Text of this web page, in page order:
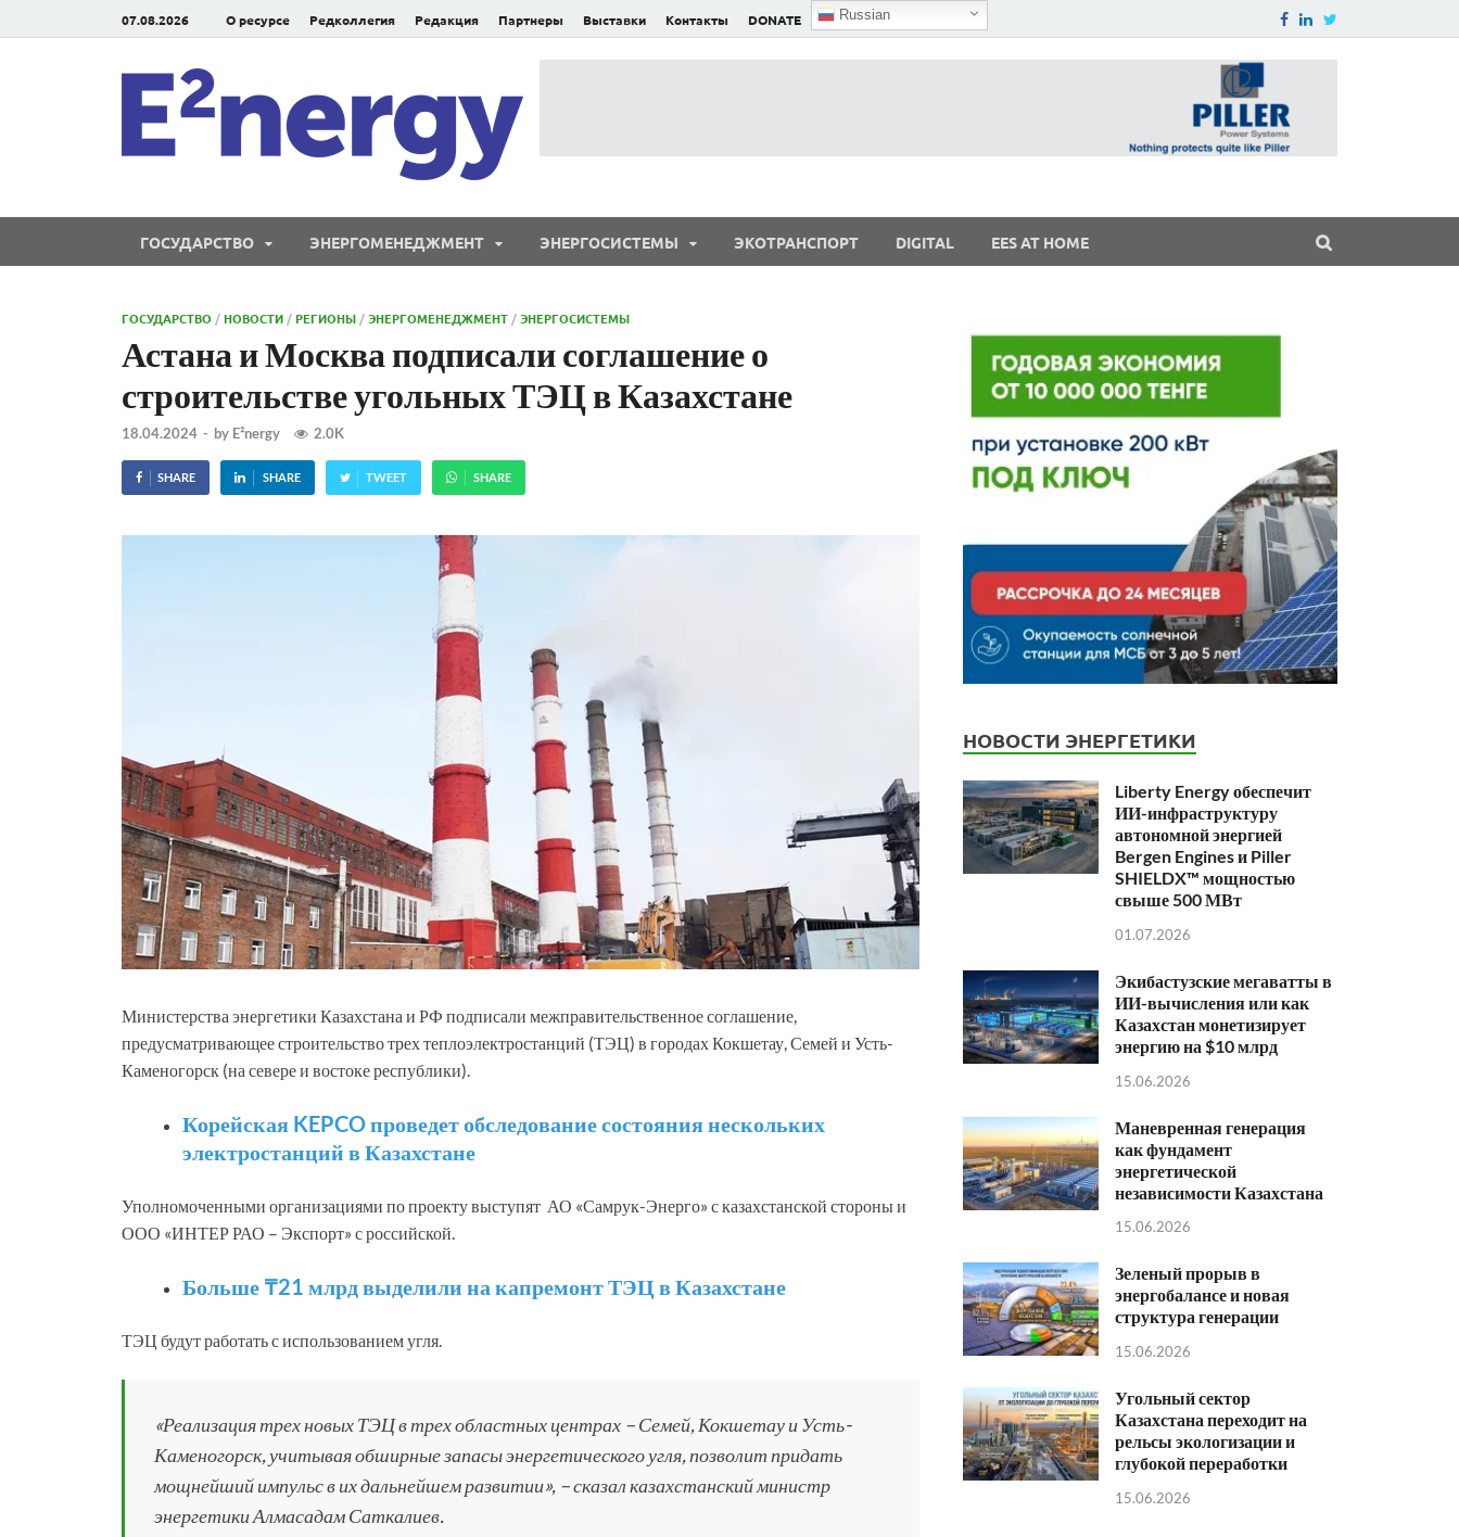
07.08.2026 О ресурсе Редколлегия Редакция Партнеры Выставки Контакты DONATE Russian
ГОСУДАРСТВО ЭНЕРГОМЕНЕДЖМЕНТ ЭНЕРГОСИСТЕМЫ ЭКОТРАНСПОРТ DIGITAL EES AT HOME
ГОСУДАРСТВО /НОВОСТИ /РЕГИОНЫ /ЭНЕРГОМЕНЕДЖМЕНТ /ЭНЕРГОСИСТЕМЫ
Астана и Москва подписали соглашение о
строительстве угольных ТЭЦ в Казахстане
18.04.2024 - by E²nergy 2.0K
SHARE SHARE TWEET SHARE
Министерства энергетики Казахстана и РФ подписали межправительственное соглашение,
предусматривающее строительство трех теплоэлектростанций (ТЭЦ) в городах Кокшетау, Семей и Усть-
Каменогорск (на севере и востоке республики).
Корейская KEPCO проведет обследование состояния нескольких
электростанций в Казахстане
Уполномоченными организациями по проекту выступят АО «Самрук-Энерго» с казахстанской стороны и
ООО «ИНТЕР РАО – Экспорт» с российской.
Больше ₸21 млрд выделили на капремонт ТЭЦ в Казахстане
ТЭЦ будут работать с использованием угля.
«Реализация трех новых ТЭЦ в трех областных центрах – Семей, Кокшетау и Усть-
Каменогорск, учитывая обширные запасы энергетического угля, позволит придать
мощнейший импульс в их дальнейшем развитии», – сказал казахстанский министр
энергетики Алмасадам Саткалиев.
НОВОСТИ ЭНЕРГЕТИКИ
Liberty Energy обеспечит
ИИ-инфраструктуру
автономной энергией
Bergen Engines и Piller
SHIELDX™ мощностью
свыше 500 МВт
01.07.2026
Экибастузские мегаватты в
ИИ-вычисления или как
Казахстан монетизирует
энергию на $10 млрд
15.06.2026
Маневренная генерация
как фундамент
энергетической
независимости Казахстана
15.06.2026
Зеленый прорыв в
энергобалансе и новая
структура генерации
15.06.2026
Угольный сектор
Казахстана переходит на
рельсы экологизации и
глубокой переработки
15.06.2026